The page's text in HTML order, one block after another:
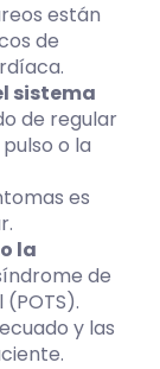
están
de
sistema
de regular
o la
es
la
de
y las